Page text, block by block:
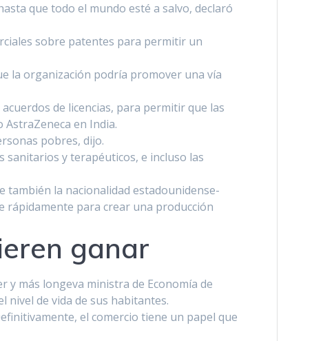
que todo el mundo esté a salvo, declaró
sobre patentes para permitir un
la organización podrí­a promover una ví­a
de licencias, para permitir que las
en India.
pobres, dijo.
sanitarios y terapéuticos, e incluso las
la nacionalidad estadounidense-
rápidamente para crear una producción
ganar
más longeva ministra de Economí­a de
nivel de vida de sus habitantes.
el comercio tiene un papel que